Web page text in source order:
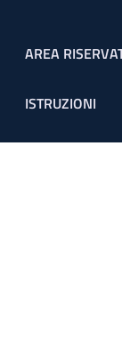
Footer
AREA
ISTRUZIONI